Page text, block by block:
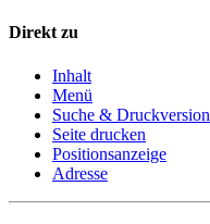
Direkt zu
Inhalt
Menü
Suche & Druckversion
Seite drucken
Positionsanzeige
Adresse